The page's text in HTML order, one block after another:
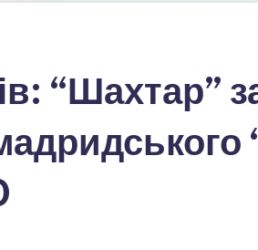
“Шахтар”